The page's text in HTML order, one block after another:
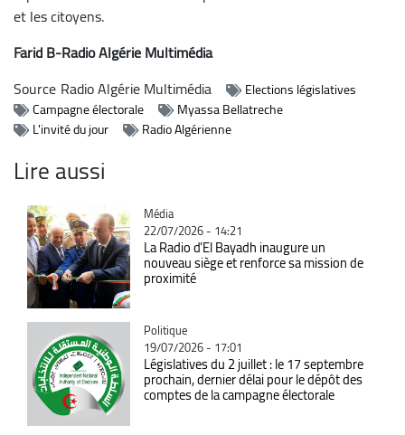
et les citoyens.
Farid B-Radio Algérie Multimédia
Source Radio Algérie Multimédia
Elections législatives
Campagne électorale
Myassa Bellatreche
L'invité du jour
Radio Algérienne
Lire aussi
Catégorie
Média
22/07/2026 - 14:21
La Radio d’El Bayadh inaugure un
nouveau siège et renforce sa mission de
proximité
Catégorie
Politique
19/07/2026 - 17:01
Législatives du 2 juillet : le 17 septembre
prochain, dernier délai pour le dépôt des
comptes de la campagne électorale